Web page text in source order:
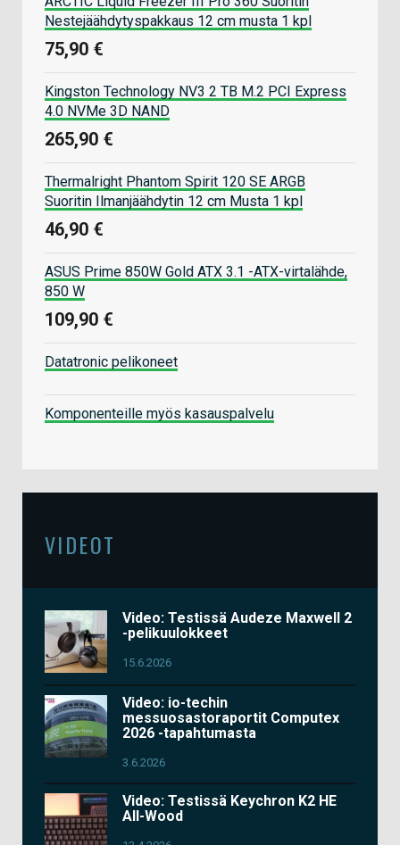
Nestejäähdytyspakkaus 12 cm musta 1 kpl
75,90 €
Kingston Technology NV3 2 TB M.2 PCI Express
4.0 NVMe 3D NAND
265,90 €
Thermalright Phantom Spirit 120 SE ARGB
Suoritin Ilmanjäähdytin 12 cm Musta 1 kpl
46,90 €
ASUS Prime 850W Gold ATX 3.1 -ATX-virtalähde,
850 W
109,90 €
Datatronic pelikoneet
Komponenteille myös kasauspalvelu
VIDEOT
Video: Testissä Audeze Maxwell 2
-pelikuulokkeet
15.6.2026
Video: io-techin
messuosastoraportit Computex
2026 -tapahtumasta
3.6.2026
Video: Testissä Keychron K2 HE
All-Wood